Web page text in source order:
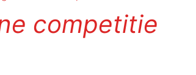
competitie